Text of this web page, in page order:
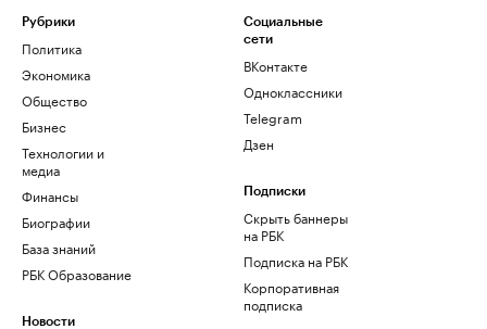
Рубрики
Политика
Экономика
Общество
Бизнес
Технологии и
медиа
Финансы
Биографии
База знаний
РБК Образование
Новости
Социальные
сети
ВКонтакте
Одноклассники
Telegram
Дзен
Подписки
Скрыть баннеры
на РБК
Подписка на РБК
Корпоративная
подписка